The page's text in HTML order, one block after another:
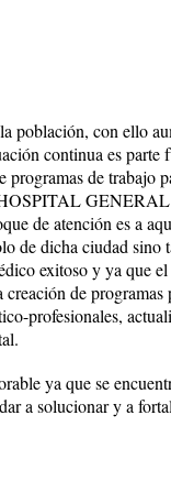
población, con ello
continua es
de trabajo
HOSPITAL
de atención es a
de dicha ciudad sino
exitoso y ya que
de
profesionales,
ya que se
a solucionar y a